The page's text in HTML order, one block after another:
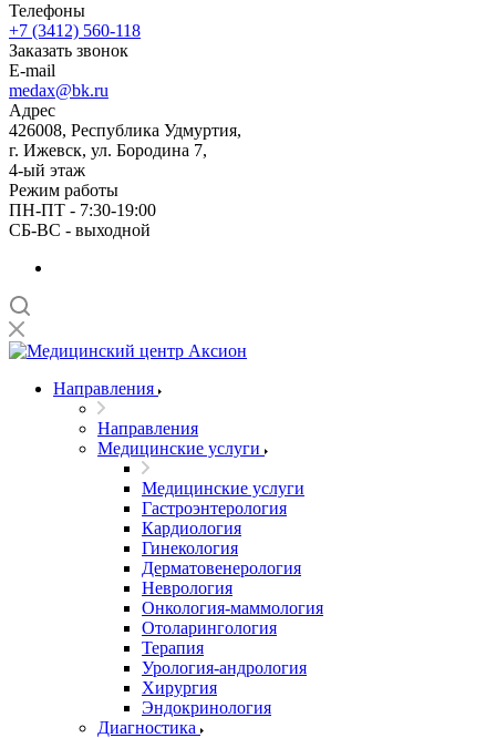
Телефоны
+7 (3412) 560-118
Заказать звонок
E-mail
medax@bk.ru
Адрес
426008, Республика Удмуртия,
г. Ижевск, ул. Бородина 7,
4-ый этаж
Режим работы
ПН-ПТ - 7:30-19:00
СБ-ВС - выходной
Направления
Направления
Медицинские услуги
Медицинские услуги
Гастроэнтерология
Кардиология
Гинекология
Дерматовенерология
Неврология
Онкология-маммология
Отоларингология
Терапия
Урология-андрология
Хирургия
Эндокринология
Диагностика